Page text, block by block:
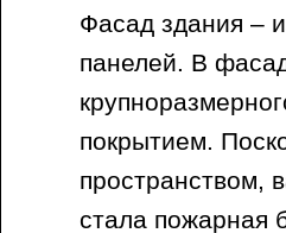
Фасад здания –
панелей. В
покрытием.
пространством,
стала пожарная